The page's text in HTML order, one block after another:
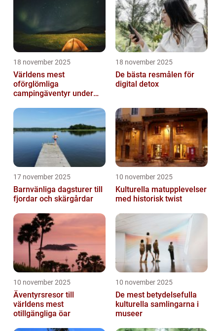
18 november 2025
Världens mest
oförglömliga
campingäventyr under
18 november 2025
De bästa resmålen för
digital detox
17 november 2025
Barnvänliga dagsturer till
fjordar och skärgårdar
10 november 2025
Kulturella matupplevelser
med historisk twist
10 november 2025
Äventyrsresor till
världens mest
otillgängliga öar
10 november 2025
De mest betydelsefulla
kulturella samlingarna i
museer